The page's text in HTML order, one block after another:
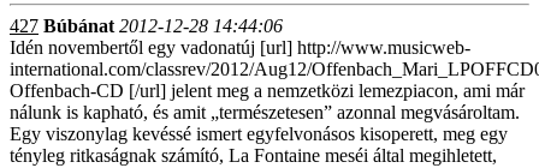
427 Búbánat 2012-12-28 14:44:06
Idén novembertől egy vadonatúj [url] http://www.musicweb-
international.com/classrev/2012/Aug12/
Offenbach-CD [/url] jelent meg a nemzetközi lemezpiacon, ami már
nálunk is kapható, és amit „természetesen” azonnal megvásároltam.
Egy viszonylag kevéssé ismert egyfelvonásos kisoperett, meg egy
tényleg ritkaságnak számító, La Fontaine meséi által megihletett,